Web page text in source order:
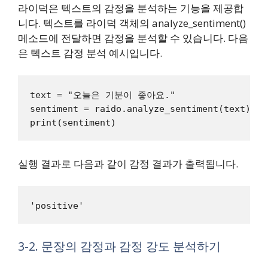
라이덕은 텍스트의 감정을 분석하는 기능을 제공합
니다. 텍스트를 라이덕 객체의 analyze_sentiment()
메소드에 전달하면 감정을 분석할 수 있습니다. 다음
은 텍스트 감정 분석 예시입니다.
text = "오늘은 기분이 좋아요."
sentiment = raido.analyze_sentiment(text)
실행 결과로 다음과 같이 감정 결과가 출력됩니다.
3-2. 문장의 감정과 감정 강도 분석하기